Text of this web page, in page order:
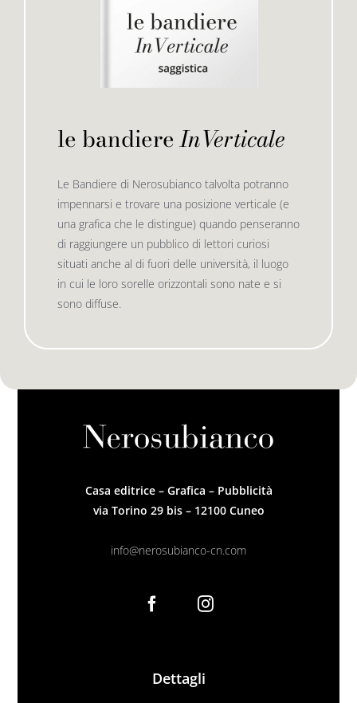
le bandiereInVerticale
Le Bandiere di Nerosubianco talvolta potranno
impennarsi e trovare una posizione verticale (e
una grafica che le distingue) quando penseranno
di raggiungere un pubblico di lettori curiosi
situati anche al di fuori delle università, il luogo
in cui le loro sorelle orizzontali sono nate e si
sono diffuse.
Casa editrice – Grafica – Pubblicità
via Torino 29 bis – 12100 Cuneo
info@nerosubianco-cn.com
Dettagli